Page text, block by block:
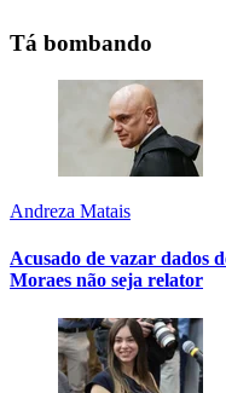
Tá bombando
Andreza Matais
Acusado de vazar dados
Moraes não seja relator